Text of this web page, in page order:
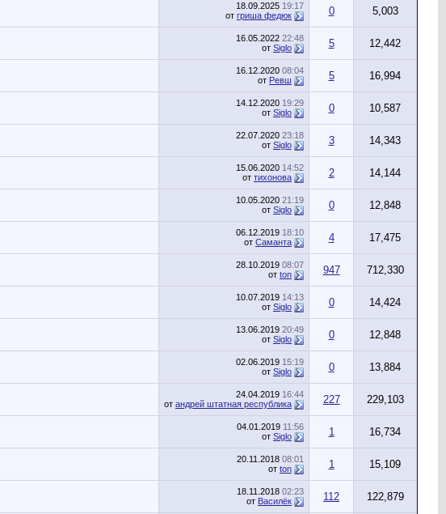
18.09.2025 19:17
от гриша федюк 0 5,003
16.05.2022 22:48
от Siglo 5 12,442
16.12.2020 08:04
от Ревш 5 16,994
14.12.2020 19:29
от Siglo 0 10,587
22.07.2020 23:18
от Siglo 3 14,343
15.06.2020 14:52
от тихонова 2 14,144
10.05.2020 21:19
от Siglo 0 12,848
06.12.2019 18:10
от Саманта 4 17,475
28.10.2019 08:07
от ton 947 712,330
10.07.2019 14:13
от Siglo 0 14,424
13.06.2019 20:49
от Siglo 0 12,848
02.06.2019 15:19
от Siglo 0 13,884
24.04.2019 16:44
от андрей штатная республика 227 229,103
04.01.2019 11:56
от Siglo 1 16,734
20.11.2018 08:01
от ton 1 15,109
18.11.2018 02:23
от Василёк 112 122,879